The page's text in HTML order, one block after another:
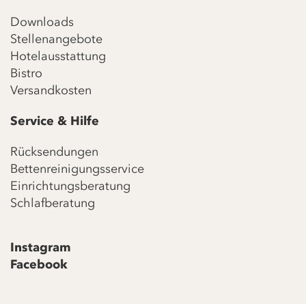
Downloads
Stellenangebote
Hotelausstattung
Bistro
Versandkosten
Service & Hilfe
Rücksendungen
Bettenreinigungsservice
Einrichtungsberatung
Schlafberatung
Instagram
Facebook